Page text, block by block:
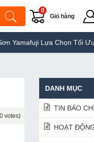
Giỏ hàng
0
Tối Ưu Cho Mọi Công Trình
votes)
DANH MỤC
TIN BÁO CHÍ
HOẠT